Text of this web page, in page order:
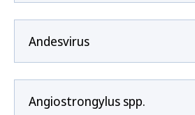
Andesvirus
Angiostrongylus spp.